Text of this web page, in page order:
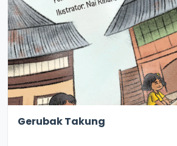
Gerubak Takung